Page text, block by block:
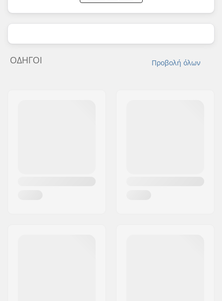
Προβολή όλων
ΟΔΗΓΟΊ